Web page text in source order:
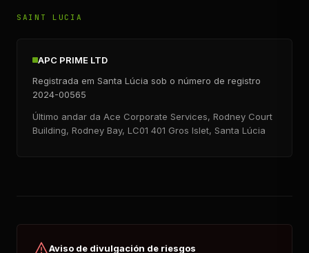
SAINT LUCIA
APC PRIME LTD
Registrada em Santa Lúcia sob o número de registro
2024-00565
Último andar da Ace Corporate Services, Rodney Court
Building, Rodney Bay, LC01 401 Gros Islet, Santa Lúcia
Aviso de divulgación de riesgos